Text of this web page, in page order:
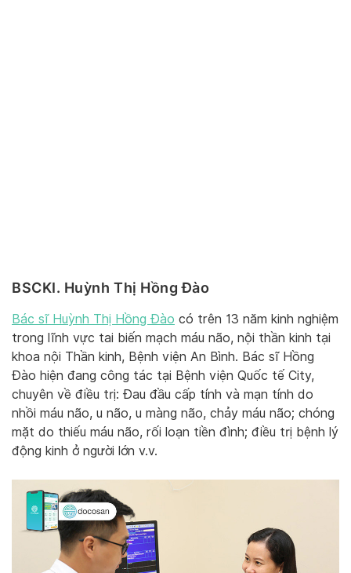
BSCKI. Huỳnh Thị Hồng Đào
Bác sĩ Huỳnh Thị Hồng Đào có trên 13 năm kinh nghiệm
trong lĩnh vực tai biến mạch máu não, nội thần kinh tại
khoa nội Thần kinh, Bệnh viện An Bình. Bác sĩ Hồng
Đào hiện đang công tác tại Bệnh viện Quốc tế City,
chuyên về điều trị: Đau đầu cấp tính và mạn tính do
nhồi máu não, u não, u màng não, chảy máu não; chóng
mặt do thiếu máu não, rối loạn tiền đình; điều trị bệnh lý
động kinh ở người lớn v.v.